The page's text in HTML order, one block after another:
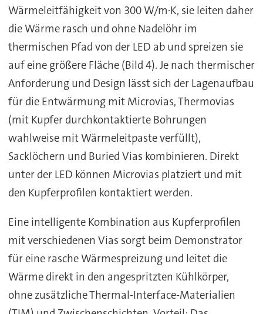
Wärmeleitfähigkeit von 300 W/m·K, sie leiten daher
die Wärme rasch und ohne Nadelöhr im
thermischen Pfad von der LED ab und spreizen sie
auf eine größere Fläche (Bild 4). Je nach thermischer
Anforderung und Design lässt sich der Lagenaufbau
für die Entwärmung mit Microvias, Thermovias
(mit Kupfer durchkontaktierte Bohrungen
wahlweise mit Wärmeleitpaste verfüllt),
Sacklöchern und Buried Vias kombinieren. Direkt
unter der LED können Microvias platziert und mit
den Kupferprofilen kontaktiert werden.
Eine intelligente Kombination aus Kupferprofilen
mit verschiedenen Vias sorgt beim Demonstrator
für eine rasche Wärmespreizung und leitet die
Wärme direkt in den angespritzten Kühlkörper,
ohne zusätzliche Thermal-Interface-Materialien